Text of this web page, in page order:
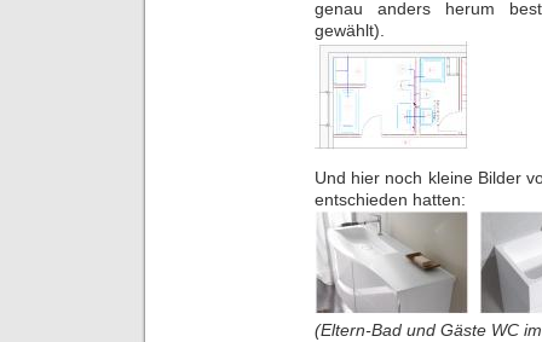
genau anders herum
gewählt).
Und hier noch kleine Bilder
entschieden hatten:
(Eltern-Bad und Gäste WC